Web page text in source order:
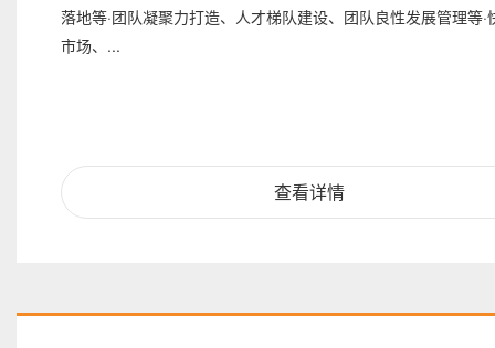
落地等·团队凝聚力打造、人才梯队建设、团队良性发展管理等·
市场、...
查看详情